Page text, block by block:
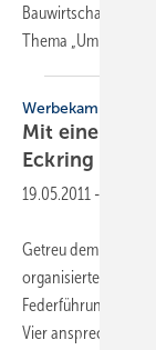
Bauwirtschaft war
Thema „Umbau
Werbekampagne
Mit einem
Eckring
19.05.2011 -
Getreu dem Motto
organisierte SHK-
Federführung des
Vier ansprechende